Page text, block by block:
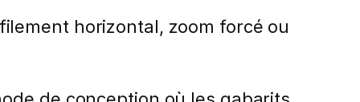
horizontal, zoom forcé ou